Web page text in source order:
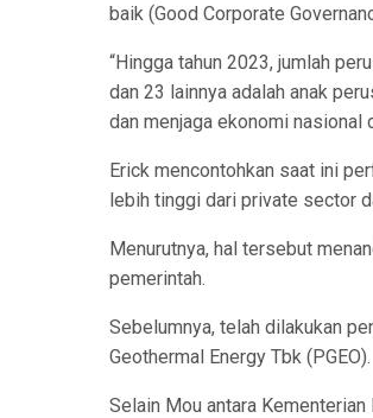
baik (Good Corporate
“Hingga tahun 2023, jumlah
dan 23 lainnya adalah anak
dan menjaga ekonomi nasional
Erick mencontohkan saat ini
lebih tinggi dari private sector
Menurutnya, hal tersebut
pemerintah.
Sebelumnya, telah dilakukan
Geothermal Energy Tbk (PGEO).
Selain Mou antara